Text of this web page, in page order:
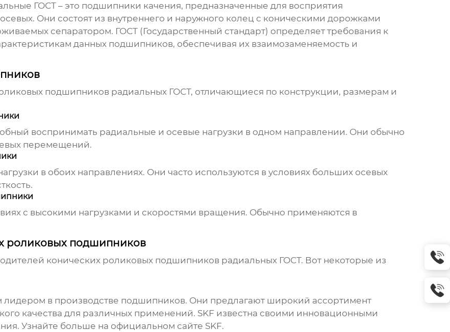
ГОСТ– это подшипники качения, предназначенные для восприятия
Они состоят из внутреннего и наружного колец с коническими дорожками
сепаратором. ГОСТ (Государственный стандарт) определяет требования к
данных подшипников, обеспечивая их взаимозаменяемость и
подшипников радиальных ГОСТ, отличающиеся по конструкции, размерам и
воспринимать радиальные и осевые нагрузки в одном направлении. Они обычно
перемещений.
в обоих направлениях. Они часто используются в условиях больших осевых
с высокими нагрузками и скоростями вращения. Обычно применяются в
роликовых подшипников
конических роликовых подшипников радиальных ГОСТ. Вот некоторые из
лидером в производстве подшипников. Они предлагают широкий ассортимент
качества для различных применений. SKF известна своими инновационными
Узнайте больше на официальном сайте SKF.